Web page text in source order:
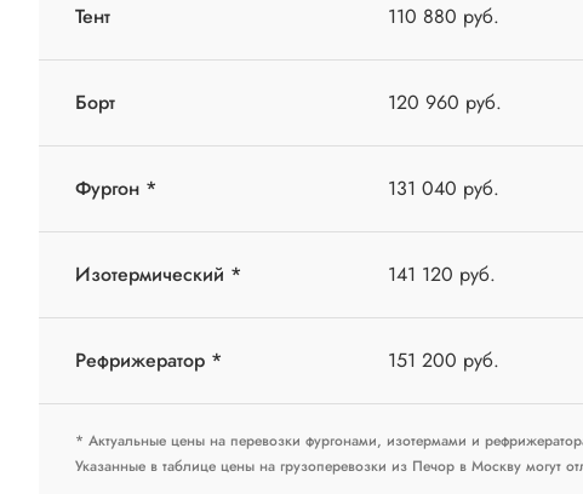
Тент 110 880 руб.
Борт 120 960 руб.
Фургон * 131 040 руб.
Изотермический * 141 120 руб.
Рефрижератор * 151 200 руб.
* Актуальные цены на перевозки фургонами, изотермами и
Указанные в таблице цены на грузоперевозки из Печор в Москву могут